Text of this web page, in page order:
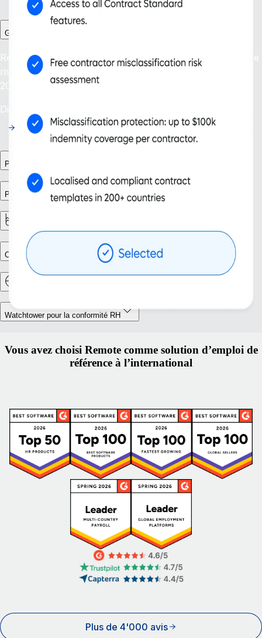
Gestion des freelances Plus
Recourez à des freelances en toute confianceA0: gérez le
risque de requalification de contrat dans plus de
200A0pays et territoires.
DisponibilitéA0: En cours
Processus RH
Pilotage des effectifs
Constitution d’entité
Watchtower pour la conformité RH
Vous avez choisi Remote comme solution d’emploi de
référence à l’international
Plus de 4'000 avis